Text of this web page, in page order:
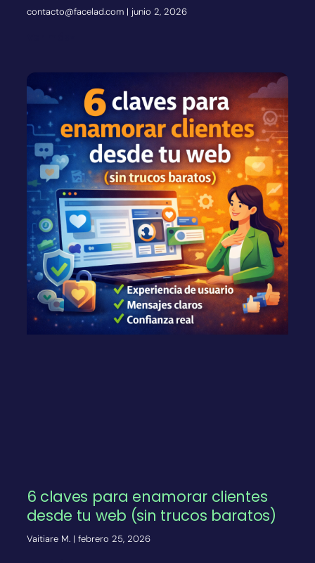
contacto@facelad.com junio 2, 2026
6 claves para enamorar clientes
desde tu web (sin trucos baratos)
Vaitiare M. febrero 25, 2026